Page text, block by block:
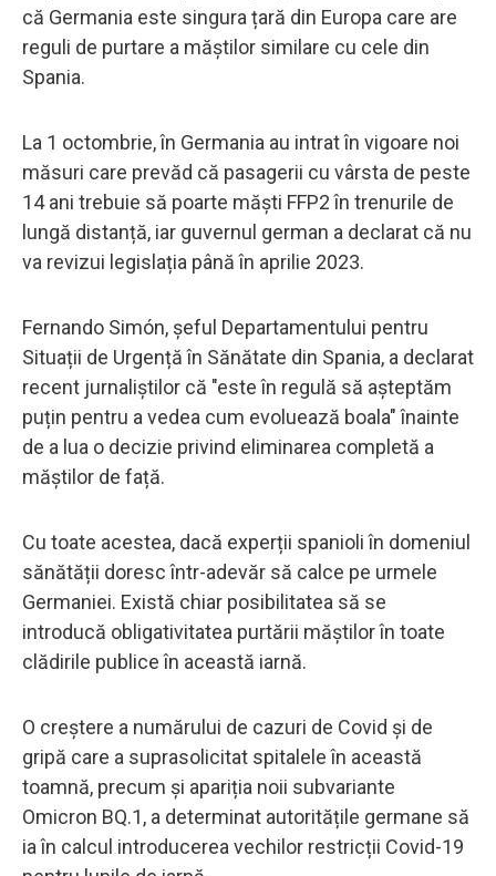
că Germania este singura țară din Europa care are
reguli de purtare a măștilor similare cu cele din
Spania.
La 1 octombrie, în Germania au intrat în vigoare noi
măsuri care prevăd că pasagerii cu vârsta de peste
14 ani trebuie să poarte măști FFP2 în trenurile de
lungă distanță, iar guvernul german a declarat că nu
va revizui legislația până în aprilie 2023.
Fernando Simón, șeful Departamentului pentru
Situații de Urgență în Sănătate din Spania, a declarat
recent jurnaliștilor că "este în regulă să așteptăm
puțin pentru a vedea cum evoluează boala" înainte
de a lua o decizie privind eliminarea completă a
măștilor de față.
Cu toate acestea, dacă experții spanioli în domeniul
sănătății doresc într-adevăr să calce pe urmele
Germaniei. Există chiar posibilitatea să se
introducă obligativitatea purtării măștilor în toate
clădirile publice în această iarnă.
O creștere a numărului de cazuri de Covid și de
gripă care a suprasolicitat spitalele în această
toamnă, precum și apariția noii subvariante
Omicron BQ.1, a determinat autoritățile germane să
ia în calcul introducerea vechilor restricții Covid-19